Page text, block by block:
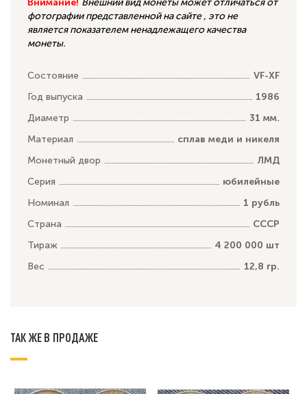
фотографии представленной на сайте , это не
является показателем ненадлежащего качества
монеты.
Состояние
VF-XF
Год выпуска
1986
Диаметр
31 мм.
Материал
сплав меди и никеля
Монетный двор
ЛМД
Серия
юбилейные
Номинал
1 рубль
Страна
СССР
Тираж
4 200 000 шт
Вес
12,8 гр.
ТАК ЖЕ В ПРОДАЖЕ